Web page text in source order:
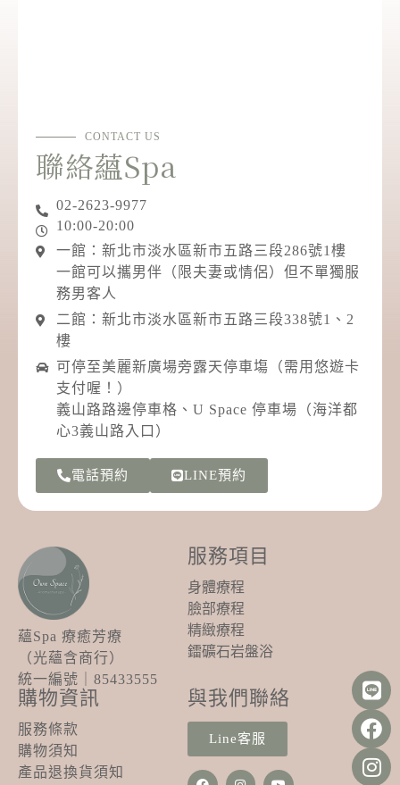
CONTACT US
聯絡蘊Spa
02-2623-9977
10:00-20:00
一館：新北市淡水區新市五路三段286號1樓
一館可以攜男伴（限夫妻或情侶）但不單獨服
務男客人
二館：新北市淡水區新市五路三段338號1、2
樓
可停至美麗新廣場旁露天停車塲（需用悠遊卡
支付喔！）
義山路路邊停車格、U Space 停車場（海洋都
心3義山路入口）
電話預約 LINE預約
蘊Spa 療癒芳療
（光蘊含商行）
統一編號｜85433555
服務項目
身體療程
臉部療程
精緻療程
鐳礦石岩盤浴
購物資訊
服務條款
購物須知
產品退換貨須知
與我們聯絡
Line客服